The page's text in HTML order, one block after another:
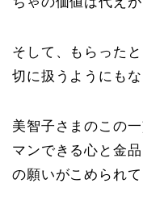
そして、もらった
切に扱うようにもな
美智子さまのこの
マンできる心と金
の願いがこめられ